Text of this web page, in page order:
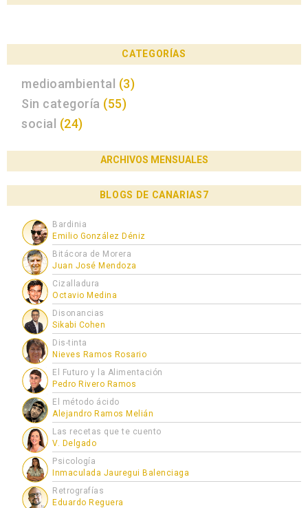
CATEGORÍAS
medioambiental (3)
Sin categoría (55)
social (24)
ARCHIVOS MENSUALES
BLOGS DE CANARIAS7
Bardinia
Emilio González Déniz
Bitácora de Morera
Juan José Mendoza
Cizalladura
Octavio Medina
Disonancias
Sikabi Cohen
Dis-tinta
Nieves Ramos Rosario
El Futuro y la Alimentación
Pedro Rivero Ramos
El método ácido
Alejandro Ramos Melián
Las recetas que te cuento
V. Delgado
Psicología
Inmaculada Jauregui Balenciaga
Retrografías
Eduardo Reguera